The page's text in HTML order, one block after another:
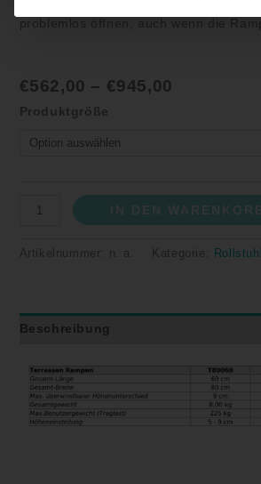
€562,00 – €945,00
Produktgröße
IN DEN
Artikelnummer: n. a. Kategorie:
Beschreibung